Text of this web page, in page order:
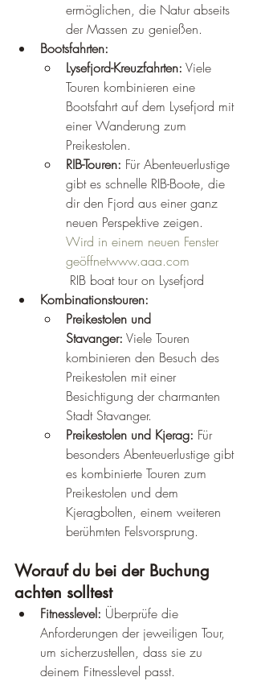
ermöglichen, die Natur abseits
der Massen zu genießen.
Bootsfahrten:
Lysefjord-Kreuzfahrten: Viele
Touren kombinieren eine
Bootsfahrt auf dem Lysefjord mit
einer Wanderung zum
Preikestolen.
RIB-Touren: Für Abenteuerlustige
gibt es schnelle RIB-Boote, die
dir den Fjord aus einer ganz
neuen Perspektive zeigen.
Wird in einem neuen Fenster
geöffnetwww.aaa.com
RIB boat tour on Lysefjord
Kombinationstouren:
Preikestolen und
Stavanger: Viele Touren
kombinieren den Besuch des
Preikestolen mit einer
Besichtigung der charmanten
Stadt Stavanger.
Preikestolen und Kjerag: Für
besonders Abenteuerlustige gibt
es kombinierte Touren zum
Preikestolen und dem
Kjeragbolten, einem weiteren
berühmten Felsvorsprung.
Worauf du bei der Buchung
achten solltest
Fitnesslevel: Überprüfe die
Anforderungen der jeweiligen Tour,
um sicherzustellen, dass sie zu
deinem Fitnesslevel passt.